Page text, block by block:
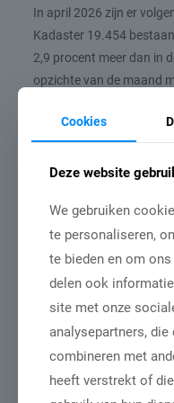
In april 2026 zijn er
Kadaster 19.454
2,9 procent meer dan in
opzichte van de maand
12,6 gedaald naar 2,9.
De woonbranche
beeld van het
barometer is
bepalend zijn voor de
omzetontwikkeling van
saldo van deze
woonbranche
van de barometer duidt
Cookies
Deze website
We gebruiken
te personaliseren,
te bieden en om
delen ook
site met onze
analysepartners,
combineren met
heeft verstrekt of